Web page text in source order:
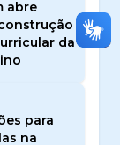
abre
da
para
na